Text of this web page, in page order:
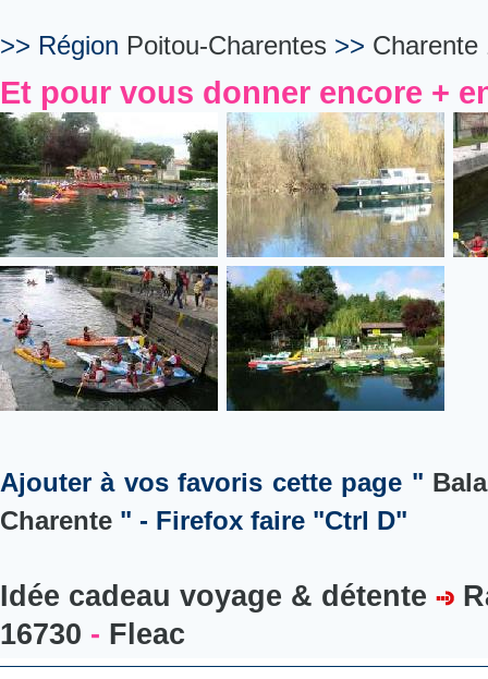
>> Région Poitou-Charentes >> Charente
Et pour vous donner encore +
Ajouter à vos favoris cette page "
Charente " - Firefox faire "Ctrl D"
Idée cadeau voyage & détente
16730 - Fleac